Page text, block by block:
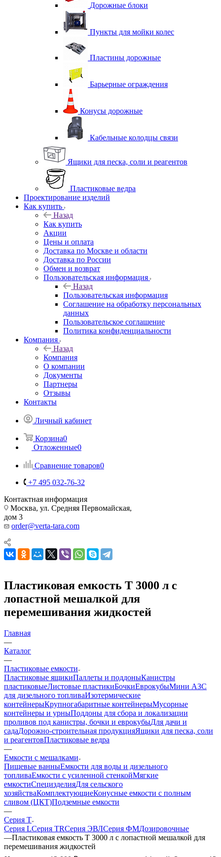
Дорожные блоки
Пункты для мойки колес
Пластины дорожные
Барьерные ограждения
Конусы дорожные
Кабельные колодцы связи
Ящики для песка, соли и реагентов
Пластиковые ведра
Проектирование изделий
Как купить
Назад
Как купить
Акции
Цены и оплата
Доставка по Москве и области
Доставка по России
Обмен и возврат
Пользовательская информация
Назад
Пользовательская информация
Соглашение на обработку персональных
данных
Пользовательское соглашение
Политика конфиденциальности
Компания
Назад
Компания
О компании
Документы
Партнеры
Отзывы
Контакты
Личный кабинет
Корзина0
Отложенные0
Сравнение товаров0
+7 495 032-76-32
Контактная информация
Москва, ул. Средняя Первомайская,
дом 3
order@verta-tara.com
Пластиковая емкость T 3000 л с
лопастной мешалкой для
перемешивания жидкостей
Главная
—
Каталог
—
Пластиковые емкости
Пластиковые ящикиПаллеты и поддоныКанистры
пластиковыеЛистовые пластикиБочкиЕврокубыМини АЗС
для дизельного топливаИзотермические
контейнерыКрупногабаритные контейнерыМусорные
контейнеры и урныПоддоны для сбора и локализации
проливов под канистры, бочки и еврокубыДля дачи и
садаДорожно-строительная продукцияЯщики для песка, соли
и реагентовПластиковые ведра
—
Емкости с мешалками
Пищевые ванныЕмкости для воды и дизельного
топливаЕмкости с усиленной стенкойМягкие
емкостиСпецизделияДля сельского
хозяйстваКомплектующиеКонусные емкости с полным
сливом (ЦКТ)Подземные емкости
—
Серия T
Серия LСерия TRСерия ЭВЛСерия ФМДозировочные
—Пластиковая емкость T 3000 л с лопастной мешалкой для
перемешивания жидкостей